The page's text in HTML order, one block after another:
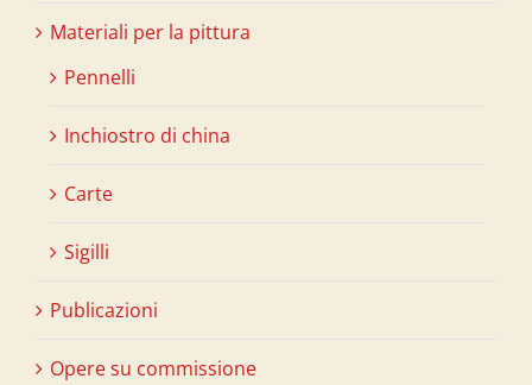
Materiali per la pittura
Pennelli
Inchiostro di china
Carte
Sigilli
Publicazioni
Opere su commissione